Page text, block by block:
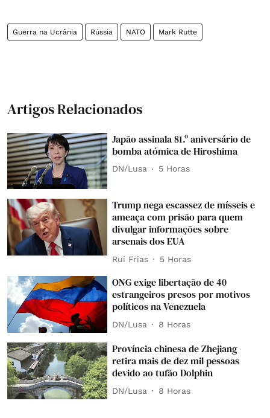
Guerra na Ucrânia Rússia NATO Mark Rutte
Artigos Relacionados
Japão assinala 81.º aniversário de
bomba atómica de Hiroshima
DN/Lusa 5 Horas
Trump nega escassez de mísseis e
ameaça com prisão para quem
divulgar informações sobre
arsenais dos EUA
Rui Frias 5 Horas
ONG exige libertação de 40
estrangeiros presos por motivos
políticos na Venezuela
DN/Lusa 8 Horas
Província chinesa de Zhejiang
retira mais de dez mil pessoas
devido ao tufão Dolphin
DN/Lusa 8 Horas